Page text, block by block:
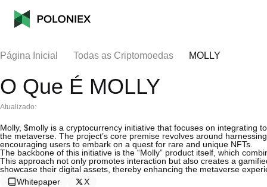
Página Inicial Todas as Criptomoedas MOLLY
O Que É MOLLY
Atualizado:
Molly, $molly is a cryptocurrency initiative that focuses on integrating
the metaverse. The project’s core premise revolves around
encouraging users to embark on a quest for rare and unique NFTs.
The backbone of this initiative is the “Molly” product itself, which
This approach not only promotes interaction but also creates a
showcase their digital assets, thereby enhancing the metaverse
Whitepaper
X